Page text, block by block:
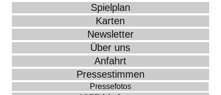
Spielplan
Karten
Newsletter
Über uns
Anfahrt
Pressestimmen
Pressefotos